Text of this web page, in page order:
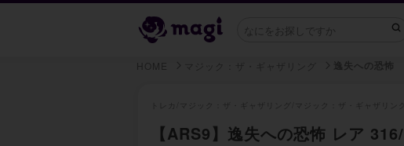
【ARS9】逸失への恐怖 レア 316/